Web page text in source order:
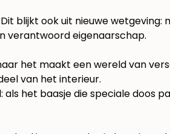
blijkt ook uit nieuwe wetgeving:
verantwoord eigenaarschap.
het maakt een wereld van
van het interieur.
het baasje die speciale doos